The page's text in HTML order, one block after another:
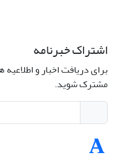
اشتراک خبرنامه
برای دریافت اخبار و
مشترک شوید.